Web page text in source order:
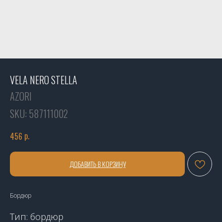
VELA NERO STELLA
AZORI
SKU: 587111002
456 р.
ДОБАВИТЬ В КОРЗИНУ
Бордюр
Тип: бордюр